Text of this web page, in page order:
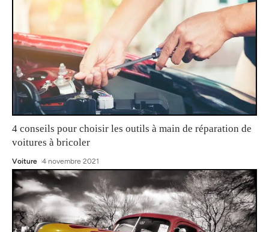
4 conseils pour choisir les outils à main de réparation de
voitures à bricoler
Voiture 4 novembre 2021